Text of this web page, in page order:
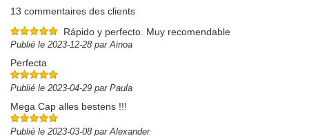
13 commentaires des clients
Rápido y perfecto. Muy recomendable
Publié le 2023-12-28 par Ainoa
Perfecta
Publié le 2023-04-29 par Paula
Mega Cap alles bestens !!!
Publié le 2023-03-08 par Alexander